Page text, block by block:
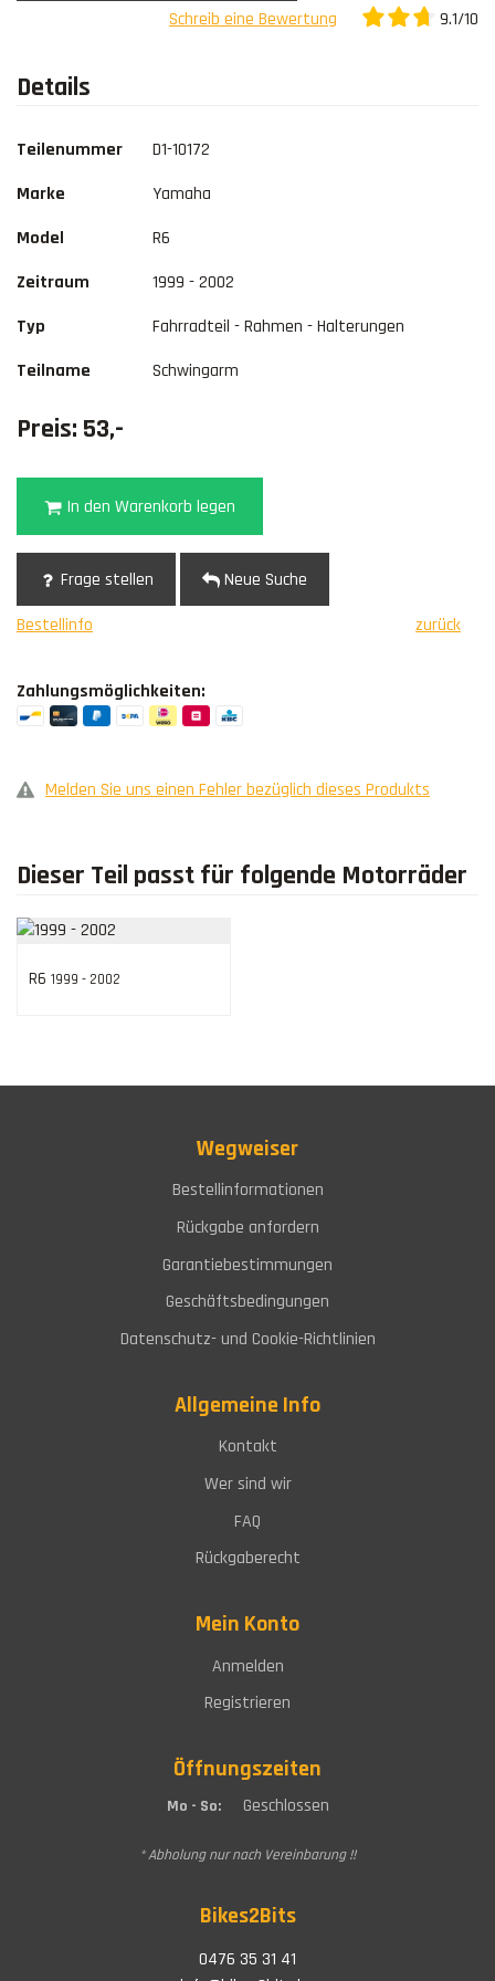
Schreib eine Bewertung
9.1/10
Details
Teilenummer
D1-10172
Marke
Yamaha
Model
R6
Zeitraum
1999 - 2002
Typ
Fahrradteil - Rahmen - Halterungen
Teilname
Schwingarm
Preis: 53,-
In den Warenkorb legen
Frage stellen
Neue Suche
Bestellinfo
zurück
Zahlungsmöglichkeiten:
Melden Sie uns einen Fehler bezüglich dieses Produkts
Dieser Teil passt für folgende Motorräder
R6 1999 - 2002
Wegweiser
Bestellinformationen
Rückgabe anfordern
Garantiebestimmungen
Geschäftsbedingungen
Datenschutz- und Cookie-Richtlinien
Allgemeine Info
Kontakt
Wer sind wir
FAQ
Rückgaberecht
Mein Konto
Anmelden
Registrieren
Öffnungszeiten
Mo - So: Geschlossen
* Abholung nur nach Vereinbarung !!
Bikes2Bits
0476 35 31 41